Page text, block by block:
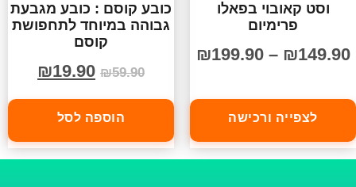
וסט קאובוי בפאלו
פרימיום
₪149.90
–
₪199.90
לצפייה ורכישה
כובע קוסם : כובע מגבעת
גבוהה במיוחד לתחפושת
קוסם
₪59.90
₪19.90
הוספה לסל